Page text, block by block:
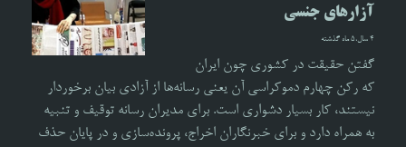
آزارهای جنسی
4 سال،5 ماه گذشته
گفتن حقیقت در کشوری چون ایران
که رکن چهارم دموکراسی آن یعنی رسانه‌ها از آزادی بیان برخوردار
نیستند، کار بسیار دشواری است. برای مدیران رسانه توقیف و تنبیه
به همراه دارد و برای خبرنگاران اخراج، پرونده‌سازی و در پایان حذف